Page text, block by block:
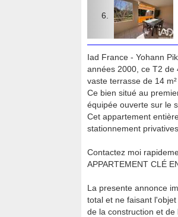
Iad France - Yohann
années 2000, ce T2 de
vaste terrasse de 14
Ce bien situé au
équipée ouverte sur le
Cet appartement
stationnement
Contactez moi
APPARTEMENT CLÉ
La presente annonce
total et ne faisant
de la construction et